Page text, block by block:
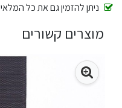
ניתן להזמין גם את כל המלאי
מוצרים קשורים